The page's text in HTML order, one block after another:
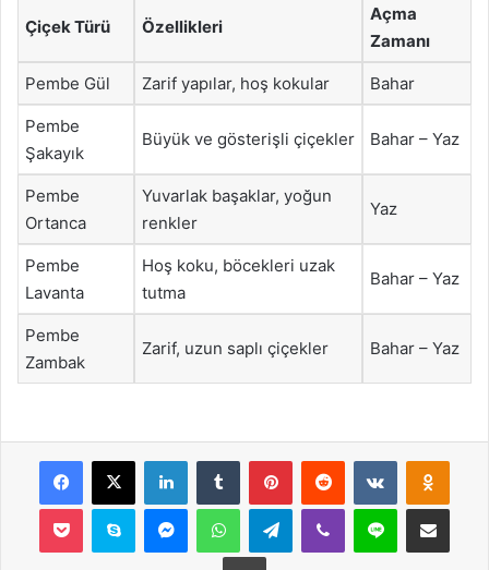
Çiçek Türü Özellikleri
Açma
Zamanı
Pembe Gül Zarif yapılar, hoş kokular Bahar
Pembe
Şakayık
Büyük ve gösterişli çiçekler Bahar – Yaz
Pembe
Ortanca
Yuvarlak başaklar, yoğun
renkler
Yaz
Pembe
Lavanta
Hoş koku, böcekleri uzak
tutma
Bahar – Yaz
Pembe
Zambak
Zarif, uzun saplı çiçekler Bahar – Yaz
Facebook
X LinkedInTumblr PinterestReddit VKontakte
Pocket Skype MessengerWhatsAppTelegramViber Line E-Posta ile
Yazdır